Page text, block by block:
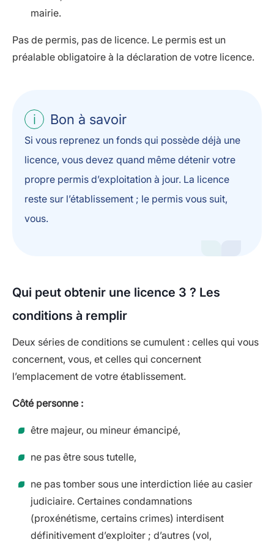
mairie.
Pas de permis, pas de licence. Le permis est un
préalable obligatoire à la déclaration de votre licence.
Bon à savoir
Si vous reprenez un fonds qui possède déjà une
licence, vous devez quand même détenir votre
propre permis d’exploitation à jour. La licence
reste sur l’établissement ; le permis vous suit,
vous.
Qui peut obtenir une licence 3 ? Les
conditions à remplir
Deux séries de conditions se cumulent : celles qui vous
concernent, vous, et celles qui concernent
l’emplacement de votre établissement.
Côté personne :
être majeur, ou mineur émancipé,
ne pas être sous tutelle,
ne pas tomber sous une interdiction liée au casier
judiciaire. Certaines condamnations
(proxénétisme, certains crimes) interdisent
définitivement d’exploiter ; d’autres (vol,